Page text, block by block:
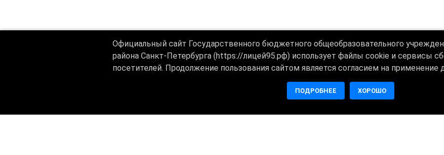
Официальный сайт Государственного бюджетного общеобразовательного
района Санкт-Петербурга (https://лицей95.рф) использует файлы cookie и сервисы
посетителей. Продолжение пользования сайтом является согласием на применение
ПОДРОБНЕЕ ХОРОШО